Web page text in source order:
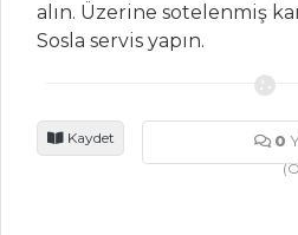
Fesleğenli Fırın
Makarna
Pilav
Pilav ve Makarna
alın. Üzerine sotelenmiş
Sosla servis yapın.
Kaydet 0